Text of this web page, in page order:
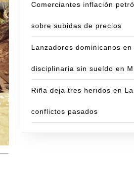
Comerciantes inflación
sobre subidas de precios
Lanzadores dominicanos
disciplinaria sin sueldo en
Riña deja tres heridos en
conflictos pasados